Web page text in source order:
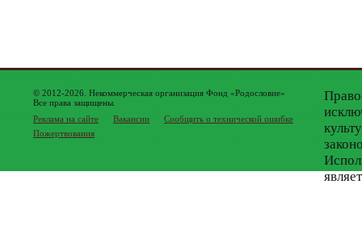
© 2012-2026. Некоммерческая организация Фонд «Родословие»
Все права защищены.
Реклама на сайте
Вакансии
Сообщить о технической ошибке
Пожертвования